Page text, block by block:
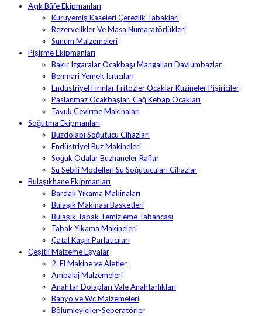
Açık Büfe Ekipmanları
Kuruyemiş Kaseleri Çerezlik Tabakları
Rezervelikler Ve Masa Numaratörlükleri
Sunum Malzemeleri
Pişirme Ekipmanları
Bakır Izgaralar Ocakbaşı Mangalları Davlumbazlar
Benmari Yemek Isıtıcıları
Endüstriyel Fırınlar Fritözler Ocaklar Kuzineler Pişiriciler
Paslanmaz Ocakbaşları Cağ Kebap Ocakları
Tavuk Çevirme Makinaları
Soğutma Ekipmanları
Buzdolabı Soğutucu Cihazları
Endüstriyel Buz Makineleri
Soğuk Odalar Buzhaneler Raflar
Su Sebili Modelleri Su Soğutucuları Cihazlar
Bulaşıkhane Ekipmanları
Bardak Yıkama Makinaları
Bulaşık Makinası Basketleri
Bulaşık Tabak Temizleme Tabancası
Tabak Yıkama Makineleri
Çatal Kaşık Parlatıcıları
Çeşitli Malzeme Eşyalar
2. El Makine ve Aletler
Ambalaj Malzemeleri
Anahtar Dolapları Vale Anahtarlıkları
Banyo ve Wc Malzemeleri
Bölümleyiciler-Seperatörler